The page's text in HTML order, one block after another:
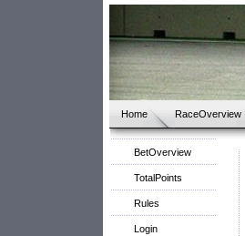
Home RaceOverview
BetOverview
TotalPoints
Rules
Login